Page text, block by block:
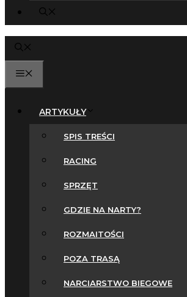
ARTYKUŁY
SPIS TREŚCI
RACING
SPRZĘT
GDZIE NA NARTY?
ROZMAITOŚCI
POZA TRASĄ
NARCIARSTWO BIEGOWE